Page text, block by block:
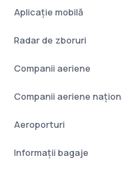
Aplicație mobilă
Radar de zboruri
Companii aeriene
Companii aeriene
Aeroporturi
Informații bagaje